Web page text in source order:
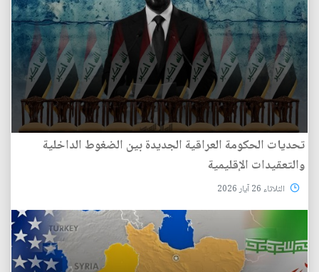
تحديات الحكومة العراقية الجديدة بين الضغوط الداخلية
والتعقيدات الإقليمية
الثلاثاء 26 آيار 2026